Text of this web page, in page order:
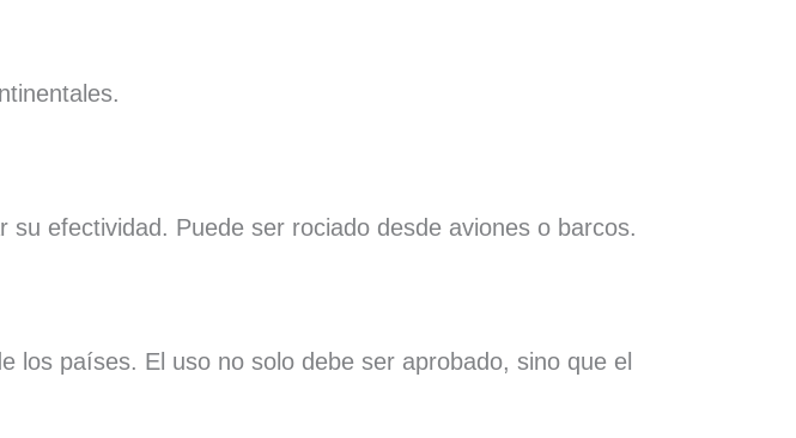
efectividad. Puede ser rociado desde aviones o barcos.
los países. El uso no solo debe ser aprobado, sino que el